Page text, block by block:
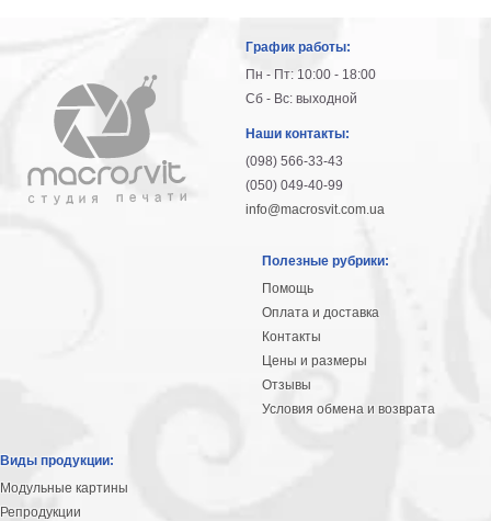
График работы:
Пн - Пт: 10:00 - 18:00
Сб - Вс: выходной
Наши контакты:
(098) 566-33-43
(050) 049-40-99
info@macrosvit.com.ua
Полезные рубрики:
Помощь
Оплата и доставка
Контакты
Цены и размеры
Отзывы
Условия обмена и возврата
Виды продукции:
Модульные картины
Репродукции